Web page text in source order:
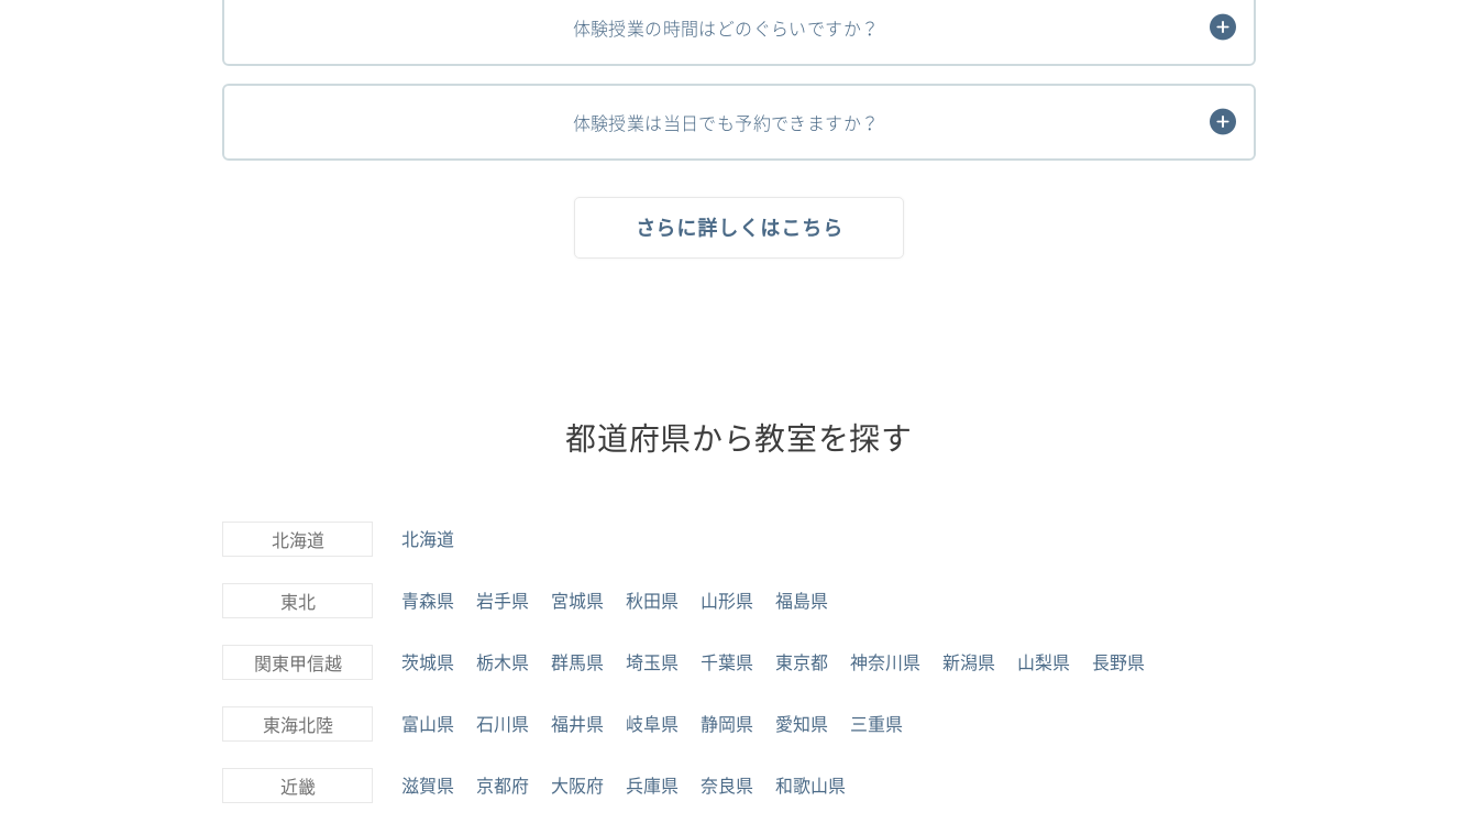
体験授業の時間はどのぐらいですか？
体験授業は当日でも予約できますか？
さらに詳しくはこちら
都道府県から教室を探す
北海道 北海道
東北 青森県 岩手県 宮城県 秋田県 山形県 福島県
関東甲信越 茨城県 栃木県 群馬県 埼玉県 千葉県 東京都 神奈川県 新潟県 山梨県 長野県
東海北陸 富山県 石川県 福井県 岐阜県 静岡県 愛知県 三重県
近畿 滋賀県 京都府 大阪府 兵庫県 奈良県 和歌山県